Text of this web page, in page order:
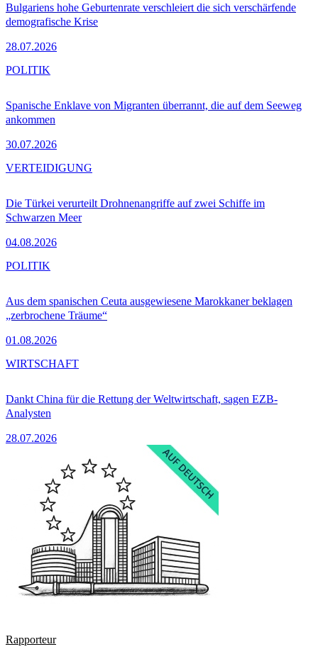
Bulgariens hohe Geburtenrate verschleiert die sich verschärfende
demografische Krise
28.07.2026
Spanische Enklave von Migranten überrannt, die auf dem Seeweg
ankommen
30.07.2026
POLITIK
Die Türkei verurteilt Drohnenangriffe auf zwei Schiffe im
Schwarzen Meer
04.08.2026
VERTEIDIGUNG
Aus dem spanischen Ceuta ausgewiesene Marokkaner beklagen
„zerbrochene Träume“
01.08.2026
POLITIK
Dankt China für die Rettung der Weltwirtschaft, sagen EZB-
Analysten
28.07.2026
WIRTSCHAFT
Rapporteur